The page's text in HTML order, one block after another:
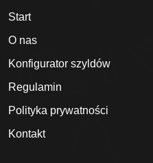
Start
O nas
Konfigurator szyldów
Regulamin
Polityka prywatności
Kontakt